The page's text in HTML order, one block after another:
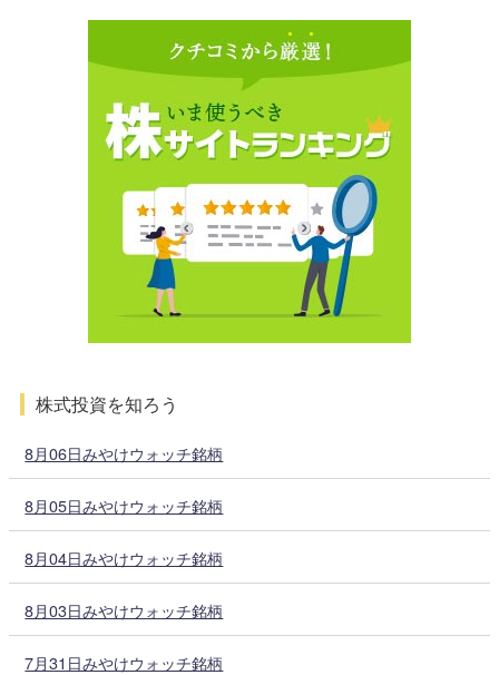
株式投資を知ろう
8月06日みやけウォッチ銘柄
8月05日みやけウォッチ銘柄
8月04日みやけウォッチ銘柄
8月03日みやけウォッチ銘柄
7月31日みやけウォッチ銘柄